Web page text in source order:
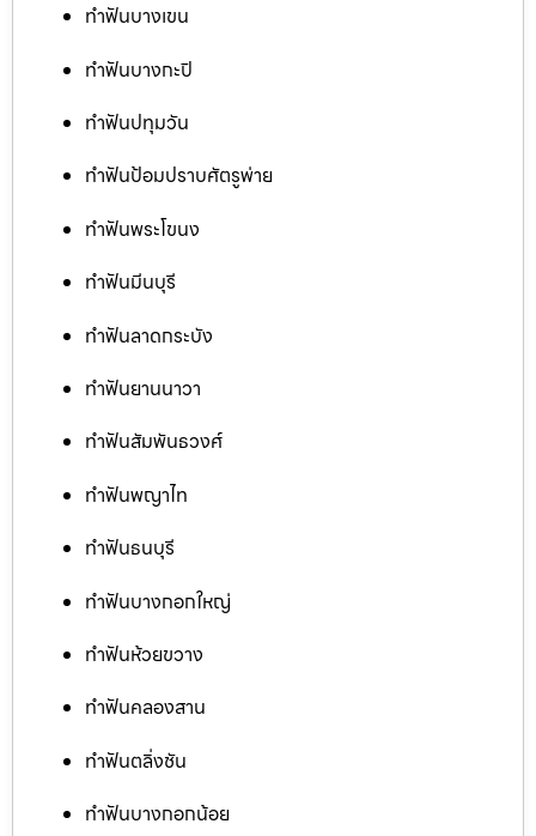
ทำฟันบางเขน
ทำฟันบางกะปิ
ทำฟันปทุมวัน
ทำฟันป้อมปราบศัตรูพ่าย
ทำฟันพระโขนง
ทำฟันมีนบุรี
ทำฟันลาดกระบัง
ทำฟันยานนาวา
ทำฟันสัมพันธวงศ์
ทำฟันพญาไท
ทำฟันธนบุรี
ทำฟันบางกอกใหญ่
ทำฟันห้วยขวาง
ทำฟันคลองสาน
ทำฟันตลิ่งชัน
ทำฟันบางกอกน้อย